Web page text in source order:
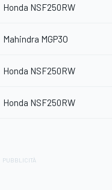
Honda NSF250RW
Mahindra MGP3O
Honda NSF250RW
Honda NSF250RW